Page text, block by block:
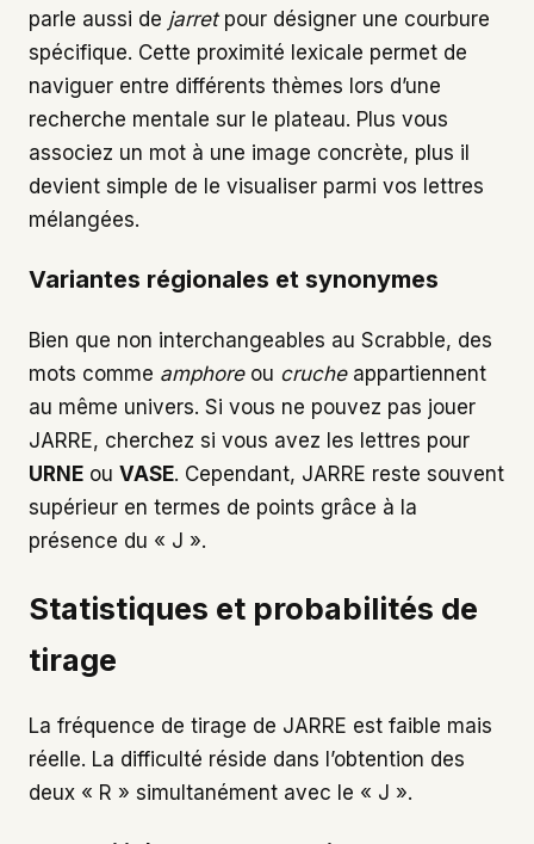
parle aussi de jarretpour désigner une courbure
spécifique. Cette proximité lexicale permet de
naviguer entre différents thèmes lors d’une
recherche mentale sur le plateau. Plus vous
associez un mot à une image concrète, plus il
devient simple de le visualiser parmi vos lettres
mélangées.
Variantes régionales et synonymes
Bien que non interchangeables au Scrabble, des
mots comme amphoreou crucheappartiennent
au même univers. Si vous ne pouvez pas jouer
JARRE, cherchez si vous avez les lettres pour
URNE ou VASE. Cependant, JARRE reste souvent
supérieur en termes de points grâce à la
présence du « J ».
Statistiques et probabilités de
tirage
La fréquence de tirage de JARRE est faible mais
réelle. La difficulté réside dans l’obtention des
deux « R » simultanément avec le « J ».